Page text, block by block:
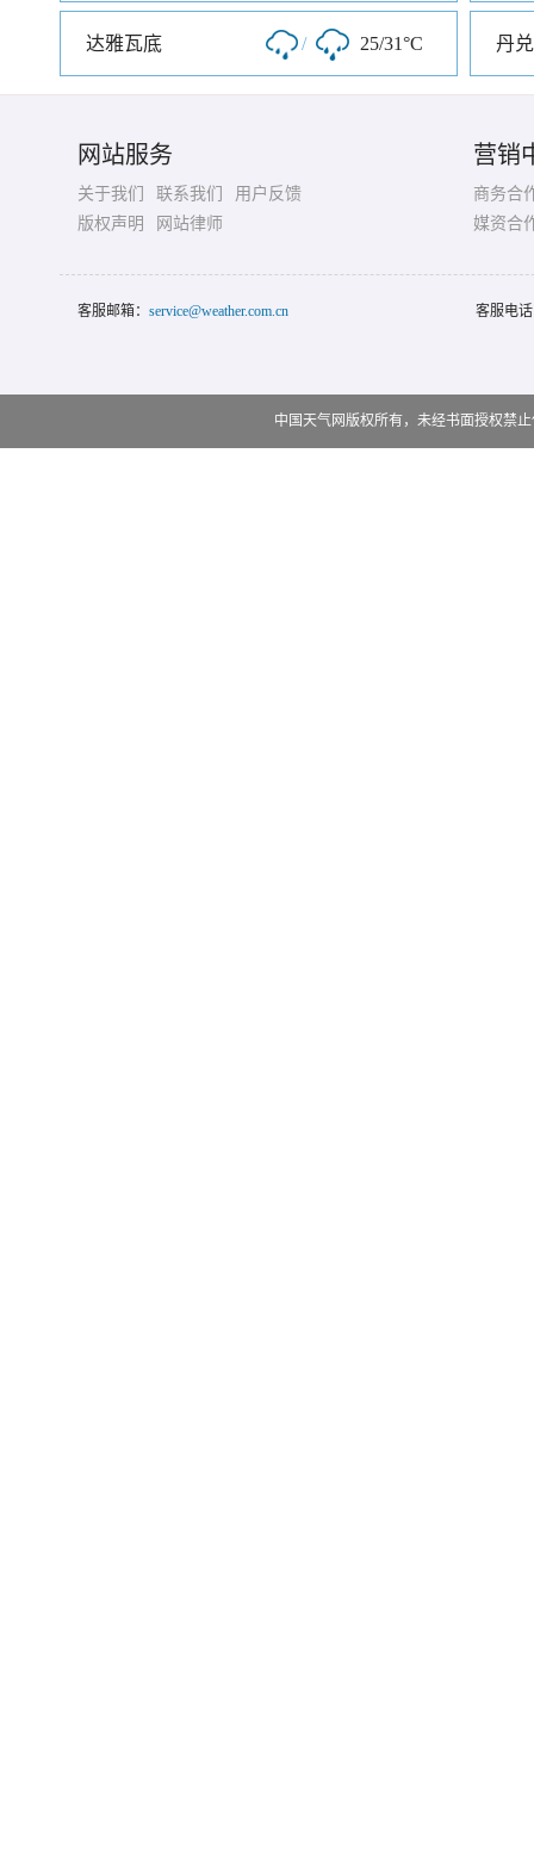
达雅瓦底 / 25/31°C 丹兑
网站服务
关于我们 联系我们
用户反馈
版权声明
网站律师
营销
商务合
媒资合
客服邮箱： service@weather.com.cn 客服电
中国天气网版权所有，未经书面授权